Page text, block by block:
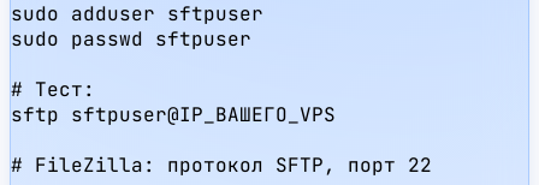
sudo adduser sftpuser
sudo passwd sftpuser
# Тест:
sftp sftpuser@IP_ВАШЕГО_VPS
# FileZilla: протокол SFTP, порт 22